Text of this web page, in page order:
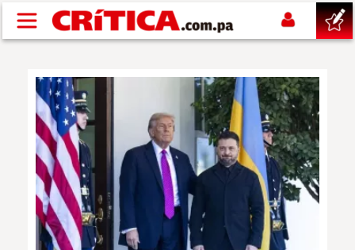
Pasar al contenido principal
SUCESOS
NACIONAL
POLÍTICA